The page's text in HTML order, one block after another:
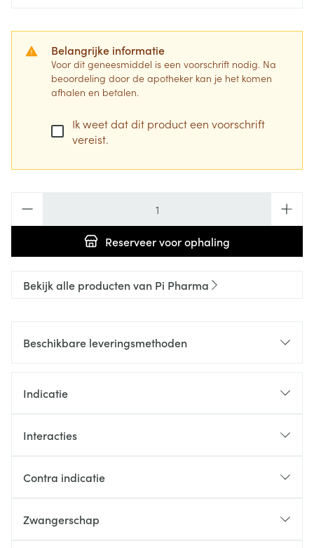
Belangrijke informatie
Voor dit geneesmiddel is een voorschrift nodig. Na
beoordeling door de apotheker kan je het komen
afhalen en betalen.
Ik weet dat dit product een voorschrift
vereist.
Reserveervoor ophaling
Bekijk alle producten van Pi Pharma
Beschikbare leveringsmethoden
Indicatie
Interacties
Contra indicatie
Zwangerschap